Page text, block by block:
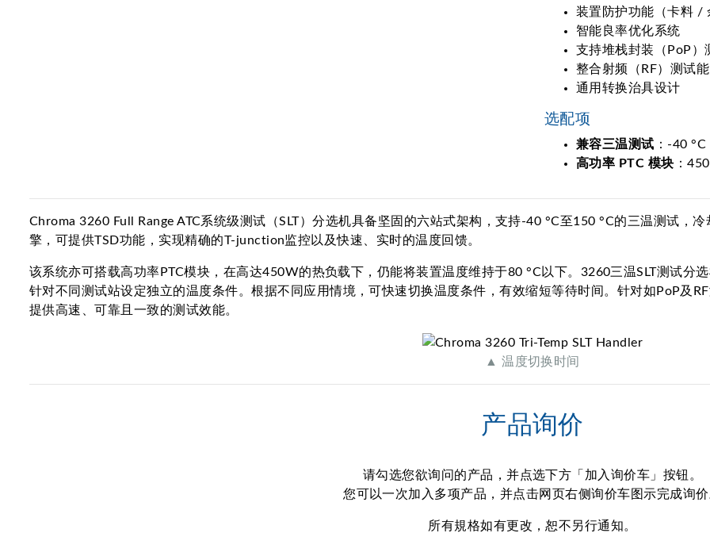
装置防护功能（卡料 /
智能良率优化系统
支持堆栈封装（PoP）
整合射频（RF）测试
通用转换治具设计
选配项
兼容三温测试 ：-40
高功率 PTC 模块 ：
Chroma 3260 Full Range ATC系统级测试（SLT）分选机具备坚固的六站式架构，支持-40 °C至150 °C的三温测试，
擎，可提供TSD功能，实现精确的T-junction监控以及快速、实时的温度回馈。
该系统亦可搭载高功率PTC模块，在高达450W的热负载下，仍能将装置温度维持于80 °C以下。3260三温SLT测试分
针对不同测试站设定独立的温度条件。根据不同应用情境，可快速切换温度条件，有效缩短等待时间。针对如PoP及
提供高速、可靠且一致的测试效能。
▲ 温度切换时间
产品询价
请勾选您欲询问的产品，并点选下方「加入询价车」按钮。
您可以一次加入多项产品，并点击网页右侧询价车图示完成询
所有規格如有更改，恕不另行通知。